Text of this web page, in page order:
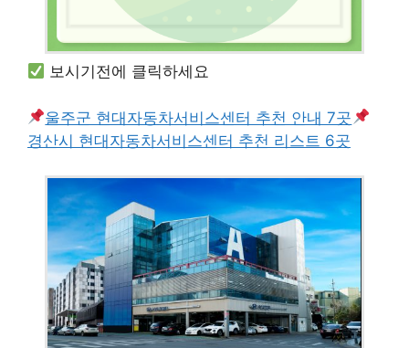
보시기전에 클릭하세요
울주군 현대자동차서비스센터 추천 안내 7곳
경산시 현대자동차서비스센터 추천 리스트 6곳